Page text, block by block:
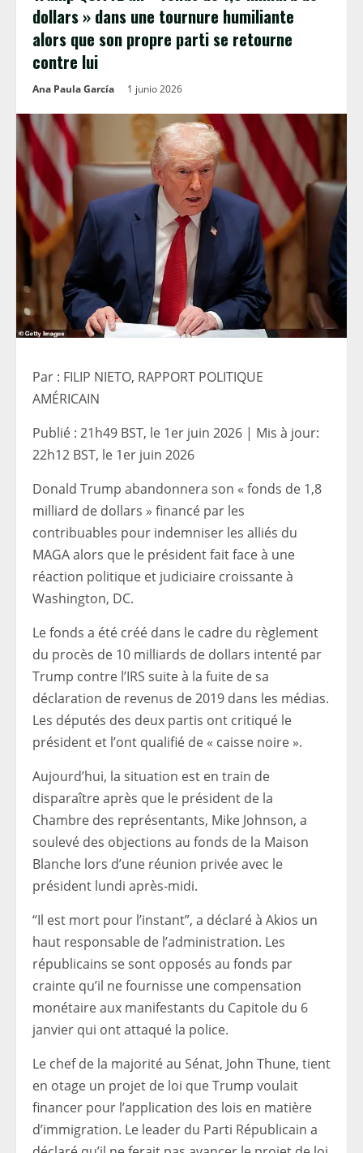
dollars » dans une tournure humiliante
alors que son propre parti se retourne
contre lui
Ana Paula García 1 junio 2026
Par : FILIP NIETO, RAPPORT POLITIQUE
AMÉRICAIN
Publié : 21h49 BST, le 1er juin 2026 | Mis à jour:
22h12 BST, le 1er juin 2026
Donald Trump abandonnera son « fonds de 1,8
milliard de dollars » financé par les
contribuables pour indemniser les alliés du
MAGA alors que le président fait face à une
réaction politique et judiciaire croissante à
Washington, DC.
Le fonds a été créé dans le cadre du règlement
du procès de 10 milliards de dollars intenté par
Trump contre l’IRS suite à la fuite de sa
déclaration de revenus de 2019 dans les médias.
Les députés des deux partis ont critiqué le
président et l’ont qualifié de « caisse noire ».
Aujourd’hui, la situation est en train de
disparaître après que le président de la
Chambre des représentants, Mike Johnson, a
soulevé des objections au fonds de la Maison
Blanche lors d’une réunion privée avec le
président lundi après-midi.
“Il est mort pour l’instant”, a déclaré à Akios un
haut responsable de l’administration. Les
républicains se sont opposés au fonds par
crainte qu’il ne fournisse une compensation
monétaire aux manifestants du Capitole du 6
janvier qui ont attaqué la police.
Le chef de la majorité au Sénat, John Thune, tient
en otage un projet de loi que Trump voulait
financer pour l’application des lois en matière
d’immigration. Le leader du Parti Républicain a